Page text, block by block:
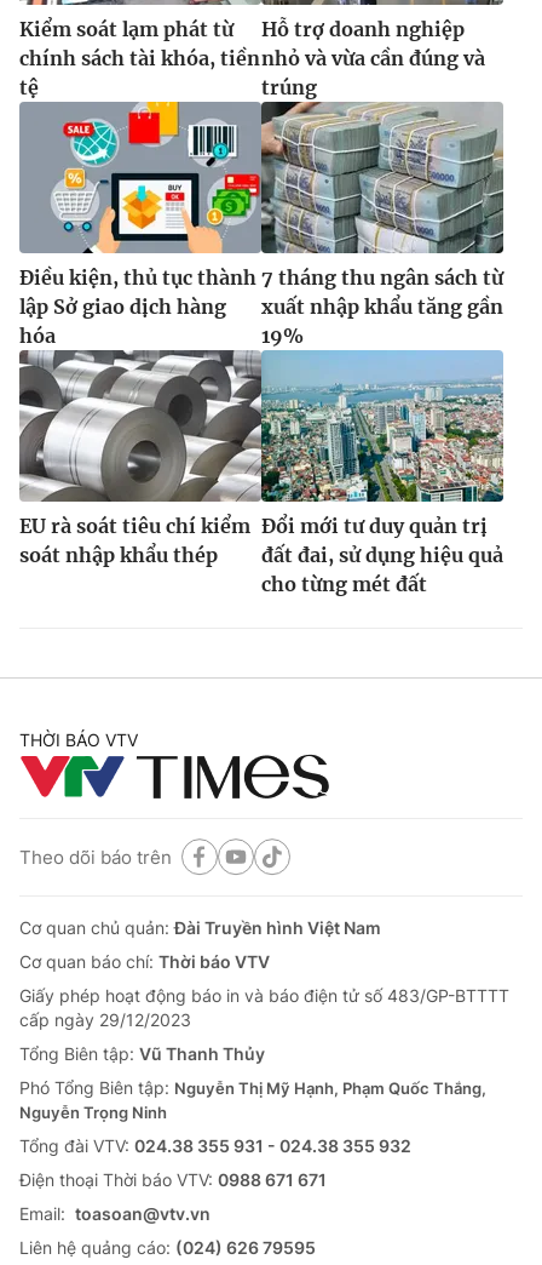
Kiểm soát lạm phát từ
chính sách tài khóa, tiền
tệ
Hỗ trợ doanh nghiệp
nhỏ và vừa cần đúng và
trúng
Điều kiện, thủ tục thành
lập Sở giao dịch hàng
hóa
7 tháng thu ngân sách từ
xuất nhập khẩu tăng gần
19%
EU rà soát tiêu chí kiểm
soát nhập khẩu thép
Đổi mới tư duy quản trị
đất đai, sử dụng hiệu quả
cho từng mét đất
THỜI BÁO VTV
Theo dõi báo trên
Cơ quan chủ quản:Đài Truyền hình Việt Nam
Cơ quan báo chí: Thời báo VTV
Giấy phép hoạt động báo in và báo điện tử số 483/GP-BTTTT
cấp ngày 29/12/2023
Tổng Biên tập: Vũ Thanh Thủy
Phó Tổng Biên tập: Nguyễn Thị Mỹ Hạnh, Phạm Quốc Thắng,
Nguyễn Trọng Ninh
Tổng đài VTV: 024.38 355 931 - 024.38 355 932
Ðiện thoại Thời báo VTV: 0988 671 671
Email: toasoan@vtv.vn
Liên hệ quảng cáo: (024) 626 79595